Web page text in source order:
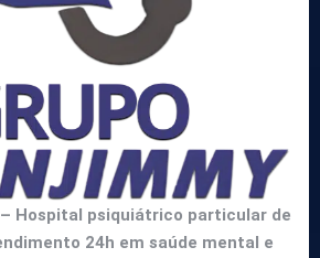
Hospital psiquiátrico particular de
24h em saúde mental e